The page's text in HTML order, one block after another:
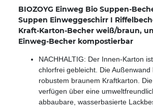
BIOZOYG Einweg Bio Suppen-
Suppen Einweggeschirr I
Kraft-Karton-Becher weiß/braun,
Einweg-Becher kompostierbar
NACHHALTIG: Der Innen-Karton
chlorfrei gebleicht. Die Außenwand
robustem braunem Kraftkarton.
verfügen über eine
abbaubare, wasserbasierte